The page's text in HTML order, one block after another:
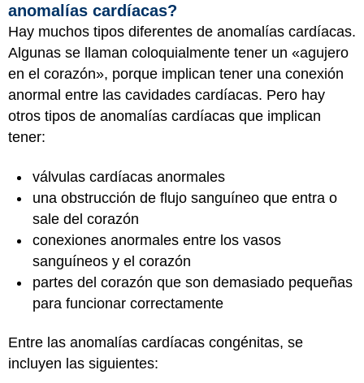
anomalías cardíacas?
Hay muchos tipos diferentes de anomalías cardíacas.
Algunas se llaman coloquialmente tener un «agujero
en el corazón», porque implican tener una conexión
anormal entre las cavidades cardíacas. Pero hay
otros tipos de anomalías cardíacas que implican
tener:
válvulas cardíacas anormales
una obstrucción de flujo sanguíneo que entra o
sale del corazón
conexiones anormales entre los vasos
sanguíneos y el corazón
partes del corazón que son demasiado pequeñas
para funcionar correctamente
Entre las anomalías cardíacas congénitas, se
incluyen las siguientes: